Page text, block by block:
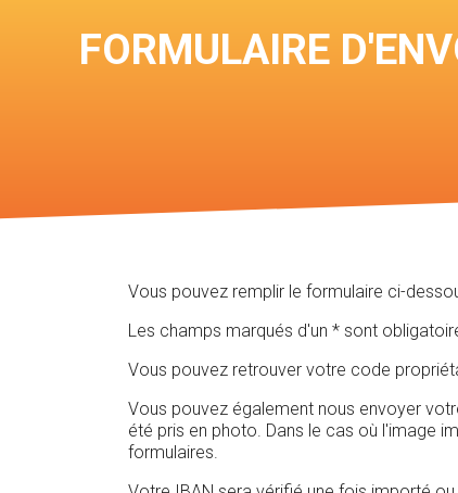
FORMULAIRE
Vous pouvez remplir le formulaire ci-
Les champs marqués d'un * sont
Vous pouvez retrouver votre code
Vous pouvez également nous envoyer
été pris en photo. Dans le cas où l'image
formulaires.